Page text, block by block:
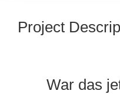
Project
War das